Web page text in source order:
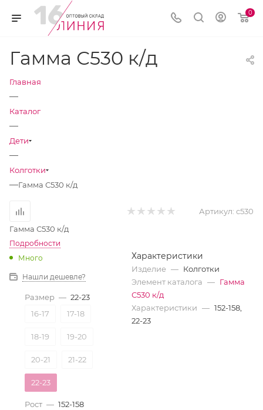
0
Гамма С530 к/д
Главная
—
Каталог
—
Дети
—
Колготки
—Гамма С530 к/д
Артикул: с530
Гамма С530 к/д
Подробности
Много
Нашли дешевле?
Размер — 22-23
16-17
17-18
18-19 19-20
20-21 21-22
22-23
Рост — 152-158
Характеристики
Изделие — Колготки
Элемент каталога — Гамма
С530 к/д
Характеристики — 152-158,
22-23